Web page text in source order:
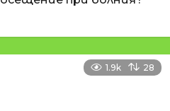
1.9k 28